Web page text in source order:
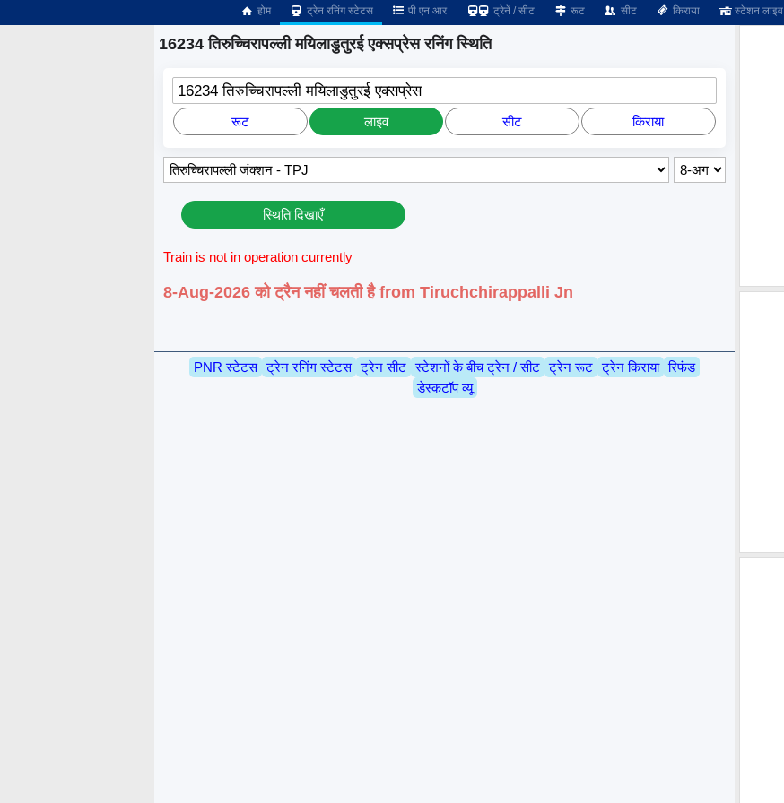
होम ट्रेन रनिंग स्टेटस पी एन आर ट्रेनें / सीट रूट सीट किराया स्टेशन लाइव
16234 तिरुच्चिरापल्ली मयिलाडुतुरई एक्सप्रेस रनिंग स्थिति
16234 तिरुच्चिरापल्ली मयिलाडुतुरई एक्सप्रेस
रूट लाइव सीट किराया
स्थिति दिखाएँ
Train is not in operation currently
8-Aug-2026 को ट्रैन नहीं चलती है from Tiruchchirappalli Jn
PNR स्टेटस ट्रेन रनिंग स्टेटस ट्रेन सीट स्टेशनों के बीच ट्रेन / सीट ट्रेन रूट ट्रेन किराया रिफंड
डेस्कटॉप व्यू